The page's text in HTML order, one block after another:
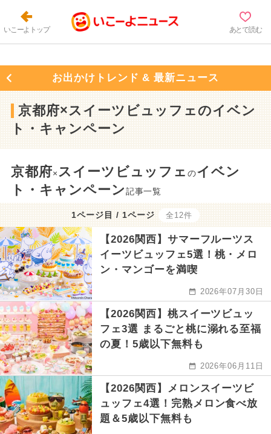
いこーよトップ あとで読む
お出かけトレンド & 最新ニュース
京都府×スイーツビュッフェのイベン
ト・キャンペーン
京都府×スイーツビュッフェのイベン
ト・キャンペーン記事一覧
1ページ目 / 1ページ 全12件
【2026関西】サマーフルーツス
イーツビュッフェ5選！桃・メロ
ン・マンゴーを満喫
2026年07月30日
【2026関西】桃スイーツビュッ
フェ3選 まるごと桃に溺れる至福
の夏！5歳以下無料も
2026年06月11日
【2026関西】メロンスイーツビ
ュッフェ4選！完熟メロン食べ放
題＆5歳以下無料も